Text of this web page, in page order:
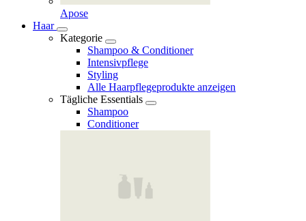
Apose
Haar
Kategorie
Shampoo & Conditioner
Intensivpflege
Styling
Alle Haarpflegeprodukte anzeigen
Tägliche Essentials
Shampoo
Conditioner